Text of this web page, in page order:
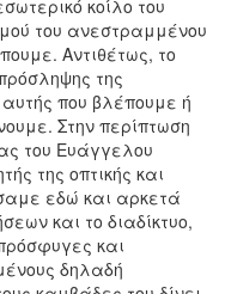
κοίλο του
του ανεστραμμένου
Αντιθέτως, το
της
που βλέπουμε ή
Στην περίπτωση
του Ευάγγελου
της οπτικής και
εδώ και αρκετά
και το διαδίκτυο,
και
δηλαδή